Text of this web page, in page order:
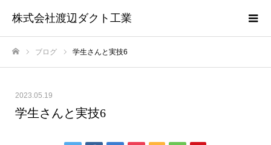
株式会社渡辺ダクト工業
ブログ 学生さんと実技6
2023.05.19
学生さんと実技6